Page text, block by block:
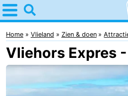
Home
Vlieland
Tips
Home Vlieland Zien & doen
Vliehors Expres